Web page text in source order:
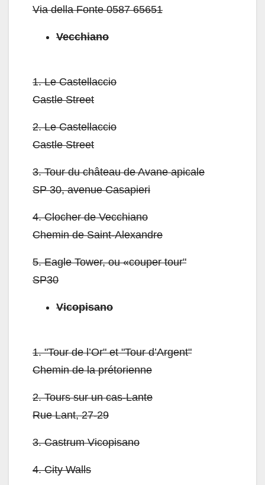
Via della Fonte 0587 65651
Vecchiano
1. Le Castellaccio
Castle Street
2. Le Castellaccio
Castle Street
3. Tour du château de Avane apicale
SP 30, avenue Casapieri
4. Clocher de Vecchiano
Chemin de Saint-Alexandre
5. Eagle Tower, ou «couper tour"
SP30
Vicopisano
1. "Tour de l’Or" et "Tour d’Argent"
Chemin de la prétorienne
2. Tours sur un cas-Lante
Rue Lant, 27-29
3. Castrum Vicopisano
4. City Walls